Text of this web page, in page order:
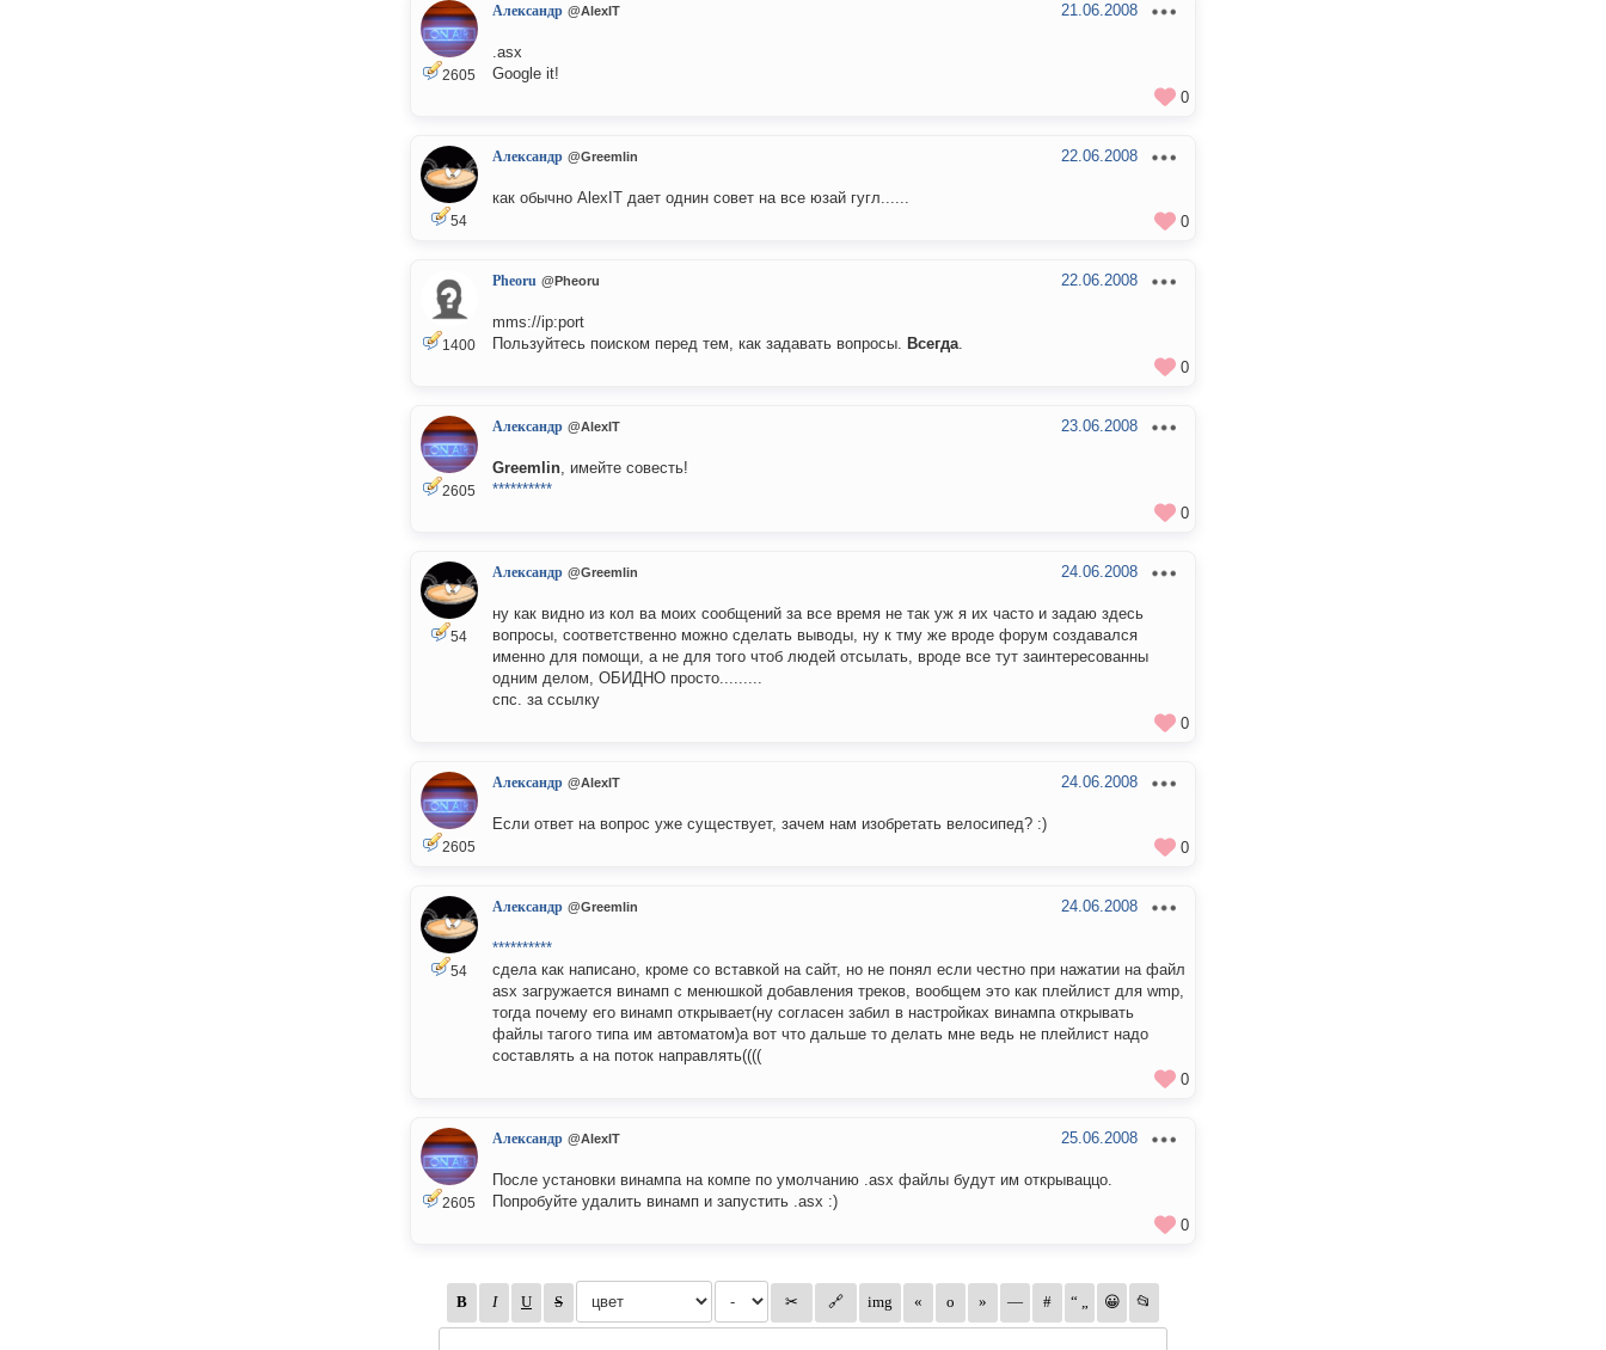
2605
Александр @AlexIT 21.06.2008
.asx
Google it!
0
54
Александр @Greemlin 22.06.2008
как обычно AlexIT дает однин совет на все юзай гугл......
0
1400
Pheoru @Pheoru 22.06.2008
mms://ip:port
Пользуйтесь поиском перед тем, как задавать вопросы. Всегда.
0
2605
Александр @AlexIT 23.06.2008
Greemlin, имейте совесть!
**********
0
54
Александр @Greemlin 24.06.2008
ну как видно из кол ва моих сообщений за все время не так уж я их часто и задаю здесь
вопросы, соответственно можно сделать выводы, ну к тму же вроде форум создавался
именно для помощи, а не для того чтоб людей отсылать, вроде все тут заинтересованны
одним делом, ОБИДНО просто.........
спс. за ссылку
0
2605
Александр @AlexIT 24.06.2008
Если ответ на вопрос уже существует, зачем нам изобретать велосипед? :)
0
54
Александр @Greemlin 24.06.2008
**********
сдела как написано, кроме со вставкой на сайт, но не понял если честно при нажатии на файл
asx загружается винамп с менюшкой добавления треков, вообщем это как плейлист для wmp,
тогда почему его винамп открывает(ну согласен забил в настройках винампа открывать
файлы тагого типа им автоматом)а вот что дальше то делать мне ведь не плейлист надо
составлять а на поток направлять((((
0
2605
Александр @AlexIT 25.06.2008
После установки винампа на компе по умолчанию .asx файлы будут им открываццо.
Попробуйте удалить винамп и запустить .asx :)
0